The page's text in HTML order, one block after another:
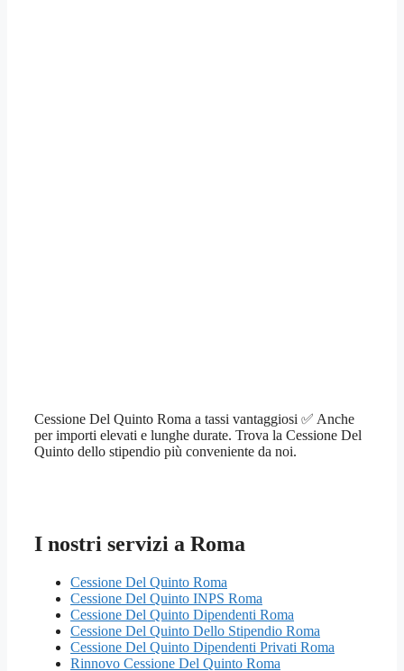
Cessione Del Quinto Roma a tassi vantaggiosi ✅ Anche
per importi elevati e lunghe durate. Trova la Cessione Del
Quinto dello stipendio più conveniente da noi.
I nostri servizi a Roma
Cessione Del Quinto Roma
Cessione Del Quinto INPS Roma
Cessione Del Quinto Dipendenti Roma
Cessione Del Quinto Dello Stipendio Roma
Cessione Del Quinto Dipendenti Privati Roma
Rinnovo Cessione Del Quinto Roma